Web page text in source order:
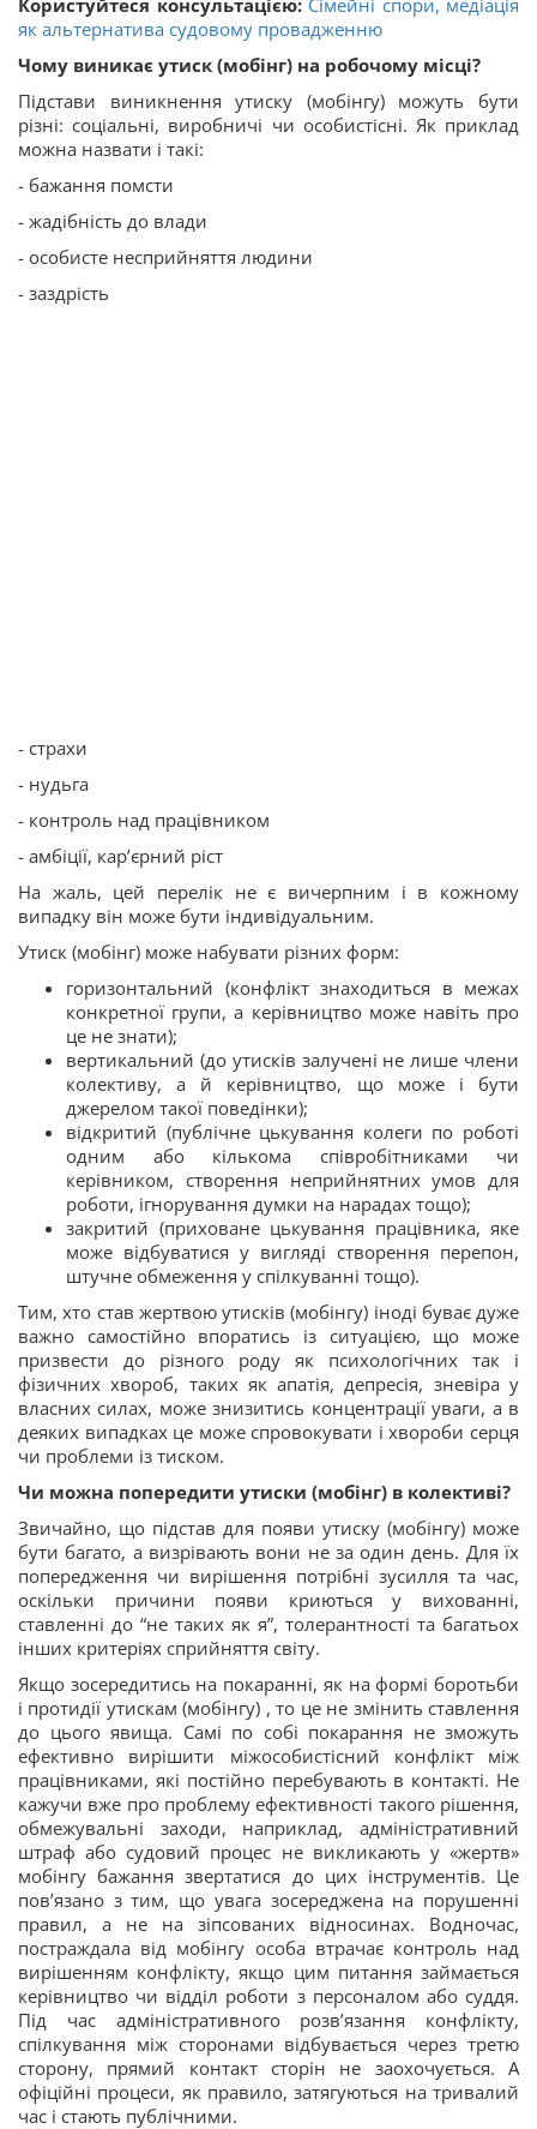
Користуйтеся консультацією: Сімейні спори, медіація
як альтернатива судовому провадженню
Чому виникає утиск (мобінг) на робочому місці?
Підстави виникнення утиску (мобінгу) можуть бути
різні: соціальні, виробничі чи особистісні. Як приклад
можна назвати і такі:
- бажання помсти
- жадібність до влади
- особисте несприйняття людини
- заздрість
- страхи
- нудьга
- контроль над працівником
- амбіції, кар’єрний ріст
На жаль, цей перелік не є вичерпним і в кожному
випадку він може бути індивідуальним.
Утиск (мобінг) може набувати різних форм:
горизонтальний (конфлікт знаходиться в межах
конкретної групи, а керівництво може навіть про
це не знати);
вертикальний (до утисків залучені не лише члени
колективу, а й керівництво, що може і бути
джерелом такої поведінки);
відкритий (публічне цькування колеги по роботі
одним або кількома співробітниками чи
керівником, створення неприйнятних умов для
роботи, ігнорування думки на нарадах тощо);
закритий (приховане цькування працівника, яке
може відбуватися у вигляді створення перепон,
штучне обмеження у спілкуванні тощо).
Тим, хто став жертвою утисків (мобінгу) іноді буває дуже
важно самостійно впоратись із ситуацією, що може
призвести до різного роду як психологічних так і
фізичних хвороб, таких як апатія, депресія, зневіра у
власних силах, може знизитись концентрації уваги, а в
деяких випадках це може спровокувати і хвороби серця
чи проблеми із тиском.
Чи можна попередити утиски (мобінг) в колективі?
Звичайно, що підстав для появи утиску (мобінгу) може
бути багато, а визрівають вони не за один день. Для їх
попередження чи вирішення потрібні зусилля та час,
оскільки причини появи криються у вихованні,
ставленні до “не таких як я”, толерантності та багатьох
інших критеріях сприйняття світу.
Якщо зосередитись на покаранні, як на формі боротьби
і протидії утискам (мобінгу) , то це не змінить ставлення
до цього явища. Самі по собі покарання не зможуть
ефективно вирішити міжособистісний конфлікт між
працівниками, які постійно перебувають в контакті. Не
кажучи вже про проблему ефективності такого рішення,
обмежувальні заходи, наприклад, адміністративний
штраф або судовий процес не викликають у «жертв»
мобінгу бажання звертатися до цих інструментів. Це
пов’язано з тим, що увага зосереджена на порушенні
правил, а не на зіпсованих відносинах. Водночас,
постраждала від мобінгу особа втрачає контроль над
вирішенням конфлікту, якщо цим питання займається
керівництво чи відділ роботи з персоналом або суддя.
Під час адміністративного розв’язання конфлікту,
спілкування між сторонами відбувається через третю
сторону, прямий контакт сторін не заохочується. А
офіційні процеси, як правило, затягуються на тривалий
час і стають публічними.